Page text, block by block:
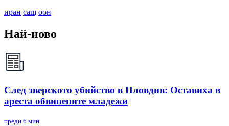
иран сащ оон
Най-ново
След зверското убийство в Пловдив: Оставиха в
ареста обвинените младежи
преди 6 мин